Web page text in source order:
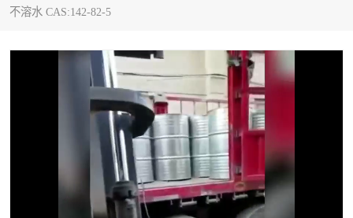
不溶水 CAS:142-82-5
胺类
醇类 醚类
无机化工原料
有机溶剂
十二烷基苯